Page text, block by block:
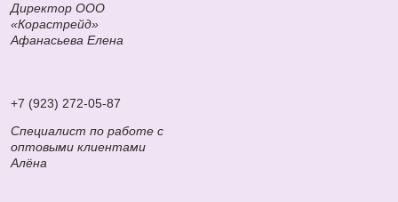
Директор ООО
«Корастрейд»
Афанасьева Елена
+7 (923) 272-05-87
Специалист по работе с
оптовыми клиентами
Алёна